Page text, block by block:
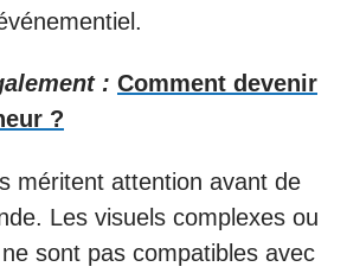
: Comment devenir
?
méritent attention avant de
Les visuels complexes ou
sont pas compatibles avec